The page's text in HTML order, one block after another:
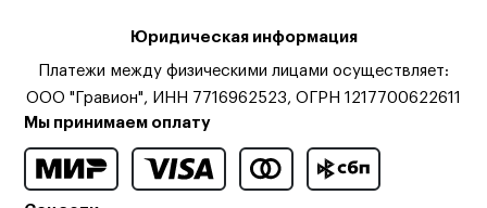
Юридическая информация
Платежи между физическими лицами осуществляет:
ООО "Гравион", ИНН 7716962523, ОГРН 1217700622611
Мы принимаем оплату